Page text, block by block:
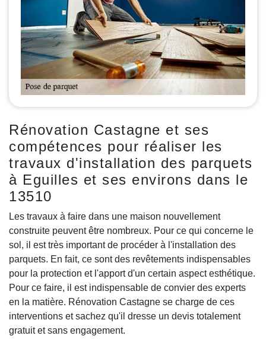
Rénovation Castagne et ses
compétences pour réaliser les
travaux d'installation des parquets
à Eguilles et ses environs dans le
13510
Les travaux à faire dans une maison nouvellement
construite peuvent être nombreux. Pour ce qui concerne le
sol, il est très important de procéder à l'installation des
parquets. En fait, ce sont des revêtements indispensables
pour la protection et l'apport d'un certain aspect esthétique.
Pour ce faire, il est indispensable de convier des experts
en la matière. Rénovation Castagne se charge de ces
interventions et sachez qu'il dresse un devis totalement
gratuit et sans engagement.